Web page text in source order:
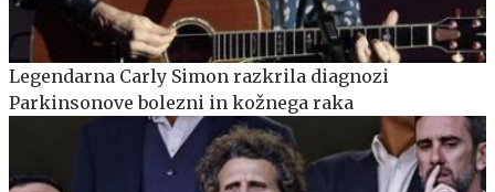
Legendarna Carly Simon razkrila diagnozi
Parkinsonove bolezni in kožnega raka